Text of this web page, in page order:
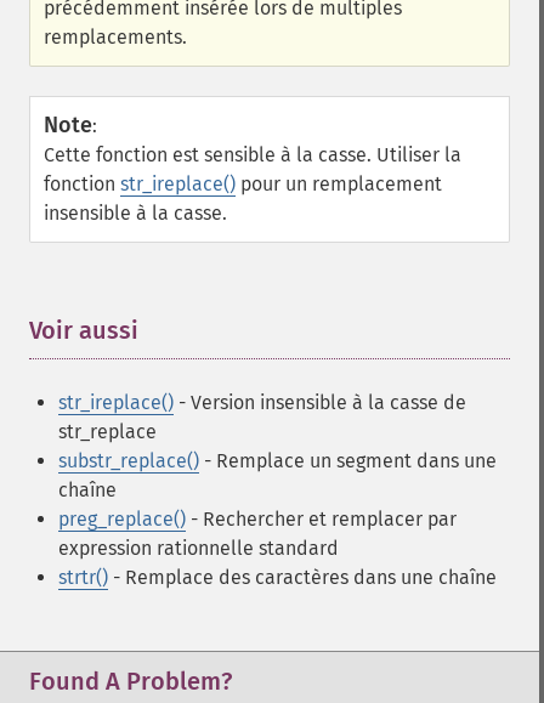
précédemment insérée lors de multiples
remplacements.
Note:
Cette fonction est sensible à la casse. Utiliser la
fonction str_ireplace() pour un remplacement
insensible à la casse.
Voir aussi
str_ireplace() - Version insensible à la casse de
str_replace
substr_replace() - Remplace un segment dans une
chaîne
preg_replace() - Rechercher et remplacer par
expression rationnelle standard
strtr() - Remplace des caractères dans une chaîne
Found A Problem?